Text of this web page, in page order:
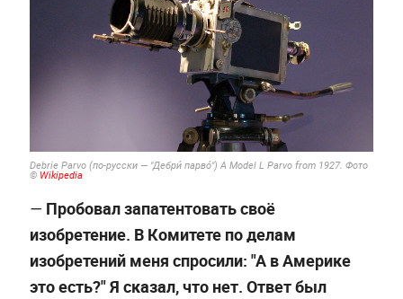
Debrie Parvo (по-русски — "Дебри́ парво́") A Model L Parvo from 1927. Фото
© Wikipedia
— Пробовал запатентовать своё
изобретение. В Комитете по делам
изобретений меня спросили: "А в Америке
это есть?" Я сказал, что нет. Ответ был